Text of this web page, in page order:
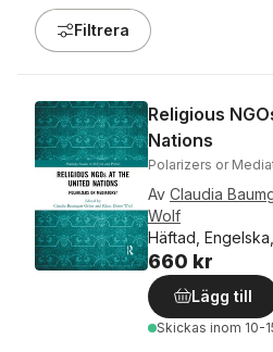
Filtrera
Religious
Nations
Polarizers or
Av Claudia
Wolf
Häftad,
660 kr
Lägg till
Skickas inom 10-